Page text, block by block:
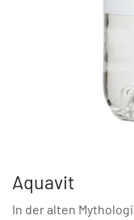
Aquavit
In der alten